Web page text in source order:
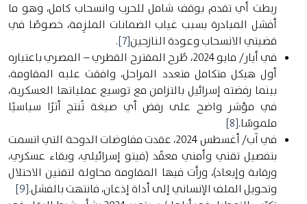
ربطت أي تقدم بوقف شامل للحرب وانسحاب كامل، وهو ما
أفشل المبادرة بسبب غياب الضمانات الملزِمة، خصوصًا في
قضيتي الانسحاب وعودة النازحين[7]
.
في أيار/ مايو 2024، طُرح المقترح القطري – المصري باعتباره
أول هيكل متكامل متعدد المراحل، وافقت عليه المقاومة،
بينما رفضته إسرائيل بالتزامن مع توسيع عملياتها العسكرية،
في مؤشر واضح على رفض أي صيغة تُنتج أثرًا سياسيًا
ملموسًا.
[8]
في آب/ أغسطس 2024، عقدت مفاوضات الدوحة التي اتسمت
بتفصيل تقني وأمني معقّد (فيتو إسرائيلي، وبقاء عسكري،
ورقابة وإبعاد)، ورأت فيها المقاومة محاولة لتقنين الاحتلال
وتحويل الملف الإنساني إلى أداة إذعان، فانتهت بالفشل.
[9]